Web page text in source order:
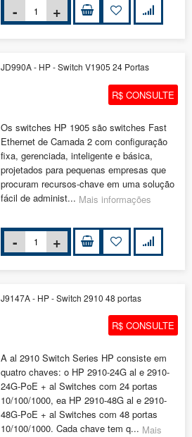
JD990A - HP - Switch V1905 24 Portas
R$ CONSULTE
Os switches HP 1905 são switches Fast
Ethernet de Camada 2 com configuração
fixa, gerenciada, inteligente e básica,
projetados para pequenas empresas que
procuram recursos-chave em uma solução
fácil de administ... Mais informações
J9147A - HP - Switch 2910 48 portas
R$ CONSULTE
A al 2910 Switch Series HP consiste em
quatro chaves: o HP 2910-24G al e 2910-
24G-PoE + al Switches com 24 portas
10/100/1000, ea HP 2910-48G al e 2910-
48G-PoE + al Switches com 48 portas
10/100/1000. Cada chave tem q... Mais